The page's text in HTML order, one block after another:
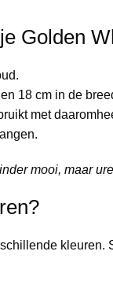
Golden
18 cm in de
met
mooi, maar